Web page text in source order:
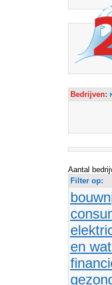
Bedrijven:
Aantal
Filter op:
en